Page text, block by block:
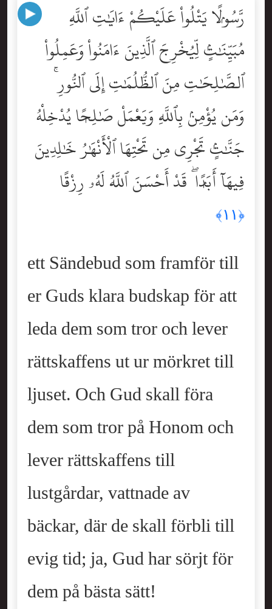
رَّسُولًۭا يَتْلُواْ عَلَيْكُمْ ءَايَٰتِ ٱللَّهِ
مُبَيِّنَٰتٍۢ لِّيُخْرِجَ ٱلَّذِينَ ءَامَنُواْ وَعَمِلُواْ
ٱلصَّٰلِحَٰتِ مِنَ ٱلظُّلُمَٰتِ إِلَى ٱلنُّورِ ۚ
وَمَن يُؤْمِنۢ بِٱللَّهِ وَيَعْمَلْ صَٰلِحًۭا يُدْخِلْهُ
جَنَّٰتٍۢ تَجْرِى مِن تَحْتِهَا ٱلْأَنْهَٰرُ خَٰلِدِينَ
فِيهَآ أَبَدًۭا ۖ قَدْ أَحْسَنَ ٱللَّهُ لَهُۥ رِزْقًا
﴿١١﴾
ett Sändebud som framför till
er Guds klara budskap för att
leda dem som tror och lever
rättskaffens ut ur mörkret till
ljuset. Och Gud skall föra
dem som tror på Honom och
lever rättskaffens till
lustgårdar, vattnade av
bäckar, där de skall förbli till
evig tid; ja, Gud har sörjt för
dem på bästa sätt!